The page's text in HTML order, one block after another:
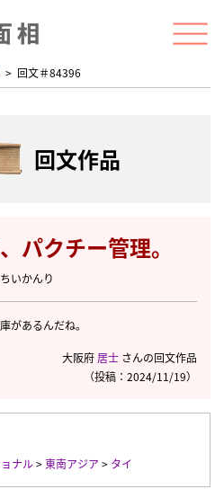
回文＃84396
回文作品
パクチー管理。
いかんり
があるんだね。
大阪府 居士 さんの回文作品
（投稿：2024/11/19）
ナル>東南アジア > タイ